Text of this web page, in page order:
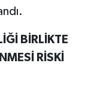
BİRLİKTE
RİSKİ